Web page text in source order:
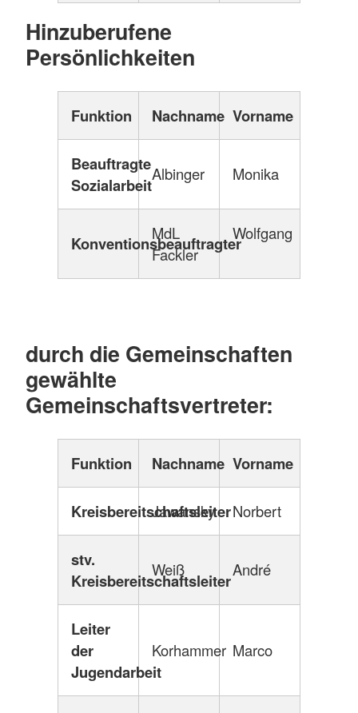
Hinzuberufene
Persönlichkeiten
Funktion Nachname Vorname
Beauftragte
Sozialarbeit
Albinger Monika
Konventionsbeauftragter
MdL
Fackler
Wolfgang
durch die Gemeinschaften
gewählte
Gemeinschaftsvertreter:
Funktion Nachname Vorname
Kreisbereitschaftsleiter
Jawansky Norbert
stv.
Kreisbereitschaftsleiter
Weiß André
Leiter
der
Jugendarbeit
Korhammer Marco